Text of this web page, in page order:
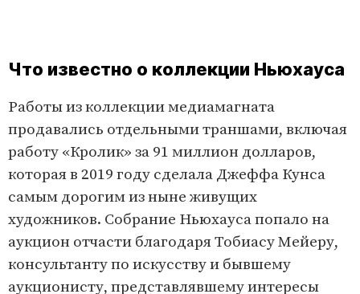
Что известно о коллекции Ньюхауса
Работы из коллекции медиамагната
продавались отдельными траншами, включая
работу «Кролик» за 91 миллион долларов,
которая в 2019 году сделала Джеффа Кунса
самым дорогим из ныне живущих
художников. Собрание Ньюхауса попало на
аукцион отчасти благодаря Тобиасу Мейеру,
консультанту по искусству и бывшему
аукционисту, представлявшему интересы